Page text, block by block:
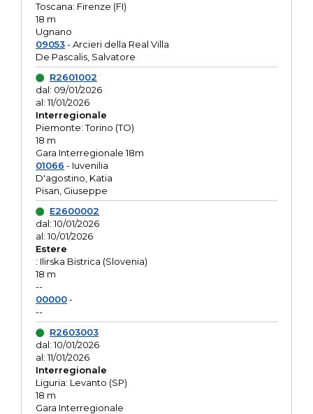
Toscana: Firenze (FI)
18 m
Ugnano
09053- Arcieri della Real Villa
De Pascalis, Salvatore
R2601002
dal: 09/01/2026
al: 11/01/2026
Interregionale
Piemonte: Torino (TO)
18 m
Gara Interregionale 18m
01066 - Iuvenilia
D'agostino, Katia
Pisan, Giuseppe
E2600002
dal: 10/01/2026
al: 10/01/2026
Estere
: Ilirska Bistrica (Slovenia)
18 m
--
00000-
--
R2603003
dal: 10/01/2026
al: 11/01/2026
Interregionale
Liguria: Levanto (SP)
18 m
Gara Interregionale